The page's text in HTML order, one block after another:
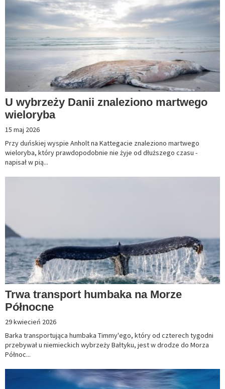
U wybrzeży Danii znaleziono martwego
wieloryba
15 maj 2026
Przy duńskiej wyspie Anholt na Kattegacie znaleziono martwego
wieloryba, który prawdopodobnie nie żyje od dłuższego czasu -
napisał w pią...
Trwa transport humbaka na Morze
Północne
29 kwiecień 2026
Barka transportująca humbaka Timmy'ego, który od czterech tygodni
przebywał u niemieckich wybrzeży Bałtyku, jest w drodze do Morza
Północ...